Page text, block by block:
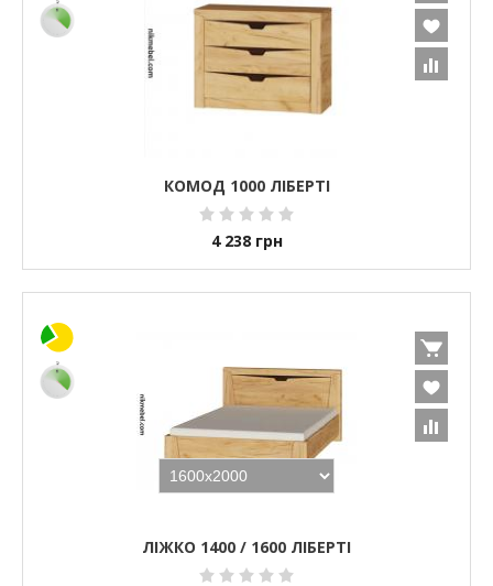
КОМОД 1000 ЛІБЕРТІ
4 238 грн
ЛІЖКО 1400 / 1600 ЛІБЕРТІ